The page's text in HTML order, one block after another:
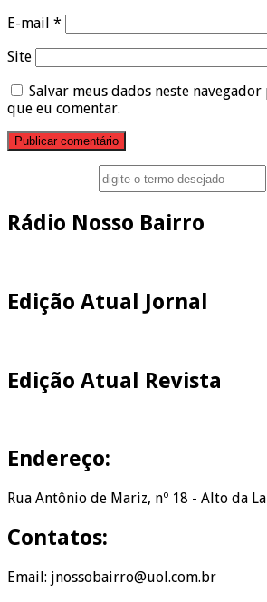
E-mail *
Site
Salvar meus dados neste
que eu comentar.
Rádio Nosso Bairro
Edição Atual Jornal
Edição Atual Revista
Endereço:
Rua Antônio de Mariz, nº 18 - Alto da
Contatos:
Email: jnossobairro@uol.com.br